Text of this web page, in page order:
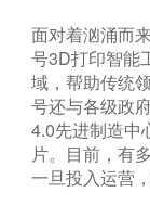
面对着汹涌而
号3D打印智能
域，帮助传统
号还与各级政
4.0先进制造中
片。目前，有
一旦投入运营